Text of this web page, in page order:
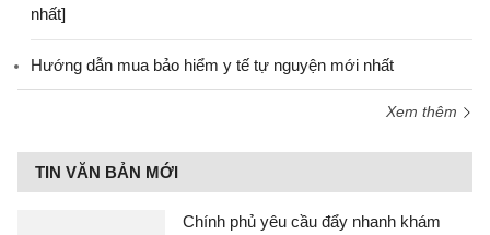
nhất]
Hướng dẫn mua bảo hiểm y tế tự nguyện mới nhất
Xem thêm
TIN VĂN BẢN MỚI
Chính phủ yêu cầu đẩy nhanh khám